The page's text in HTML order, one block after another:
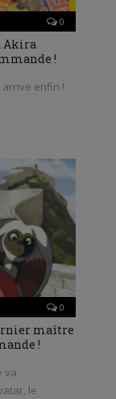
0
Akira
!
enfin !
0
maître
!
va
le